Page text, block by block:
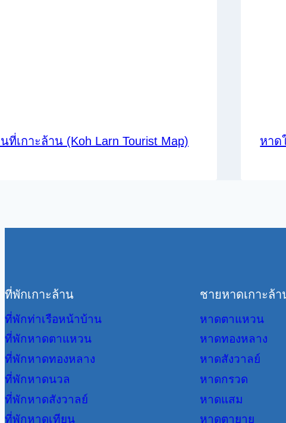
ที่เกาะล้าน (Koh Larn Tourist Map) หาด
ที่พักเกาะล้าน
ที่พักท่าเรือหน้าบ้าน
ที่พักหาดตาแหวน
ที่พักหาดทองหลาง
ที่พักหาดนวล
ที่พักหาดสังวาลย์
ที่พักหาดเทียน
ชายหาดเกาะล้า
หาดตาแหวน
หาดทองหลาง
หาดสังวาลย์
หาดกรวด
หาดแสม
หาดตายาย